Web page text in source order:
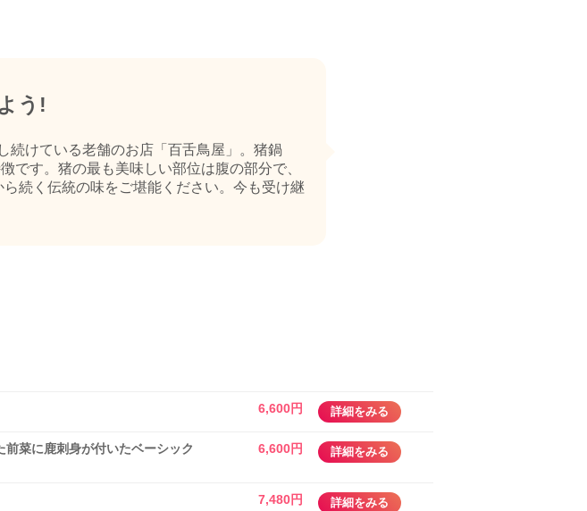
う!
続けている老舗のお店「百舌鳥屋」。猪鍋
です。猪の最も美味しい部位は腹の部分で、
続く伝統の味をご堪能ください。今も受け継
6,600円 詳細をみる
菜に鹿刺身が付いたベーシック
6,600円 詳細をみる
7,480円 詳細をみる